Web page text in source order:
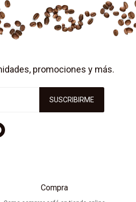
Compra
promociones y más.
SUSCRIBIRME